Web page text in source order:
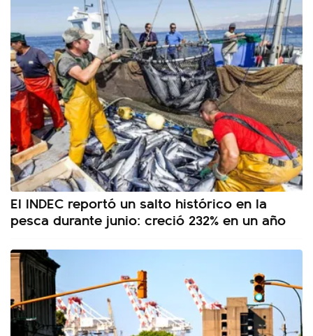
El INDEC reportó un salto histórico en la
pesca durante junio: creció 232% en un año